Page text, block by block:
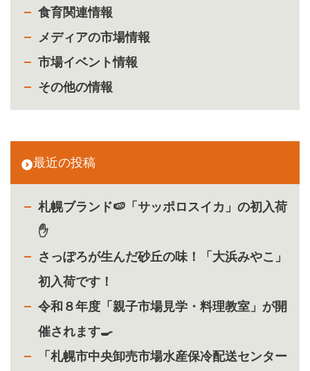
食育関連情報
メディアの市場情報
市場イベント情報
その他の情報
最近の投稿
札幌ブランド🍉「サッポロスイカ」の初入荷
✋
さっぽろが生んだ砂丘の味！「大浜みやこ」
初入荷です！
令和８年度「親子市場見学・料理教室」が開
催されます🍳
「札幌市中央卸売市場水産保冷配送センター